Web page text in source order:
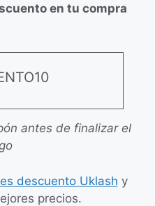
en tu compra
antes de finalizar el
descuento Uklash y
precios.